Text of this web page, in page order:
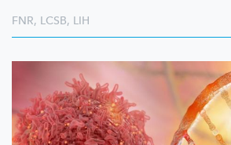
FNR, LCSB, LIH